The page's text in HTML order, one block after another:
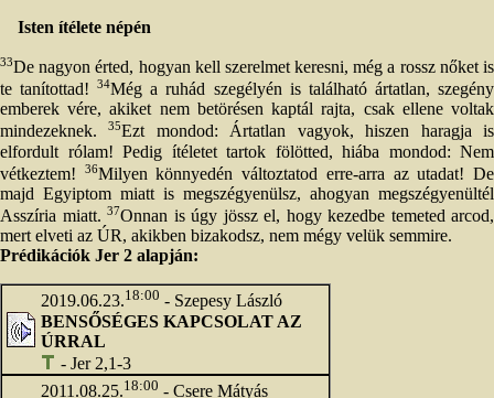
Isten ítélete népén
33De nagyon érted, hogyan kell szerelmet keresni, még a rossz nőket is
te tanítottad!34Még a ruhád szegélyén is található ártatlan, szegény
emberek vére, akiket nem betörésen kaptál rajta, csak ellene voltak
mindezeknek.35Ezt mondod: Ártatlan vagyok, hiszen haragja is
elfordult rólam! Pedig ítéletet tartok fölötted, hiába mondod: Nem
vétkeztem!
36Milyen könnyedén változtatod erre-arra az utadat! De
majd Egyiptom miatt is megszégyenülsz, ahogyan megszégyenültél
Asszíria miatt. 37Onnan is úgy jössz el, hogy kezedbe temeted arcod,
mert elveti az ÚR, akikben bizakodsz, nem mégy velük semmire.
Prédikációk Jer 2 alapján:
2019.06.23.18:00 - Szepesy László
BENSŐSÉGES KAPCSOLAT AZ
ÚRRAL
- Jer 2,1-3
2011.08.25.18:00 - Csere Mátyás